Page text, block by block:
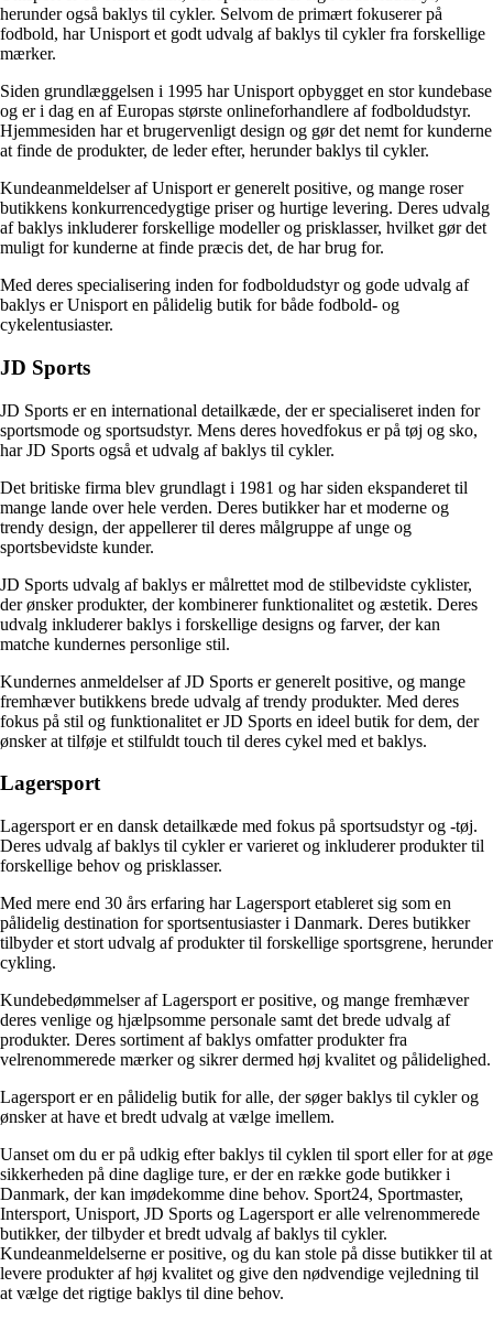
herunder også baklys til cykler. Selvom de primært fokuserer på
fodbold, har Unisport et godt udvalg af baklys til cykler fra forskellige
mærker.
Siden grundlæggelsen i 1995 har Unisport opbygget en stor kundebase
og er i dag en af Europas største onlineforhandlere af fodboldudstyr.
Hjemmesiden har et brugervenligt design og gør det nemt for kunderne
at finde de produkter, de leder efter, herunder baklys til cykler.
Kundeanmeldelser af Unisport er generelt positive, og mange roser
butikkens konkurrencedygtige priser og hurtige levering. Deres udvalg
af baklys inkluderer forskellige modeller og prisklasser, hvilket gør det
muligt for kunderne at finde præcis det, de har brug for.
Med deres specialisering inden for fodboldudstyr og gode udvalg af
baklys er Unisport en pålidelig butik for både fodbold- og
cykelentusiaster.
JD Sports
JD Sports er en international detailkæde, der er specialiseret inden for
sportsmode og sportsudstyr. Mens deres hovedfokus er på tøj og sko,
har JD Sports også et udvalg af baklys til cykler.
Det britiske firma blev grundlagt i 1981 og har siden ekspanderet til
mange lande over hele verden. Deres butikker har et moderne og
trendy design, der appellerer til deres målgruppe af unge og
sportsbevidste kunder.
JD Sports udvalg af baklys er målrettet mod de stilbevidste cyklister,
der ønsker produkter, der kombinerer funktionalitet og æstetik. Deres
udvalg inkluderer baklys i forskellige designs og farver, der kan
matche kundernes personlige stil.
Kundernes anmeldelser af JD Sports er generelt positive, og mange
fremhæver butikkens brede udvalg af trendy produkter. Med deres
fokus på stil og funktionalitet er JD Sports en ideel butik for dem, der
ønsker at tilføje et stilfuldt touch til deres cykel med et baklys.
Lagersport
Lagersport er en dansk detailkæde med fokus på sportsudstyr og -tøj.
Deres udvalg af baklys til cykler er varieret og inkluderer produkter til
forskellige behov og prisklasser.
Med mere end 30 års erfaring har Lagersport etableret sig som en
pålidelig destination for sportsentusiaster i Danmark. Deres butikker
tilbyder et stort udvalg af produkter til forskellige sportsgrene, herunder
cykling.
Kundebedømmelser af Lagersport er positive, og mange fremhæver
deres venlige og hjælpsomme personale samt det brede udvalg af
produkter. Deres sortiment af baklys omfatter produkter fra
velrenommerede mærker og sikrer dermed høj kvalitet og pålidelighed.
Lagersport er en pålidelig butik for alle, der søger baklys til cykler og
ønsker at have et bredt udvalg at vælge imellem.
Uanset om du er på udkig efter baklys til cyklen til sport eller for at øge
sikkerheden på dine daglige ture, er der en række gode butikker i
Danmark, der kan imødekomme dine behov. Sport24, Sportmaster,
Intersport, Unisport, JD Sports og Lagersport er alle velrenommerede
butikker, der tilbyder et bredt udvalg af baklys til cykler.
Kundeanmeldelserne er positive, og du kan stole på disse butikker til at
levere produkter af høj kvalitet og give den nødvendige vejledning til
at vælge det rigtige baklys til dine behov.